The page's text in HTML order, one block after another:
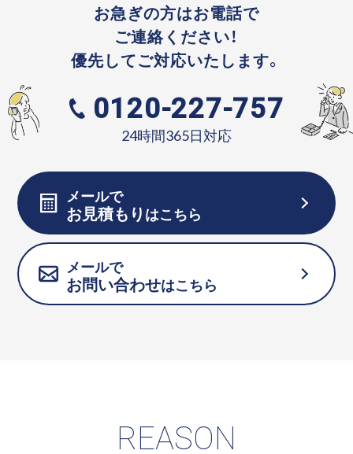
お急ぎの方はお電話で
ご連絡ください！
優先してご対応いたします。
0120-227-757
24時間365日対応
メールで
お見積もりはこちら
メールで
お問い合わせはこちら
REASON